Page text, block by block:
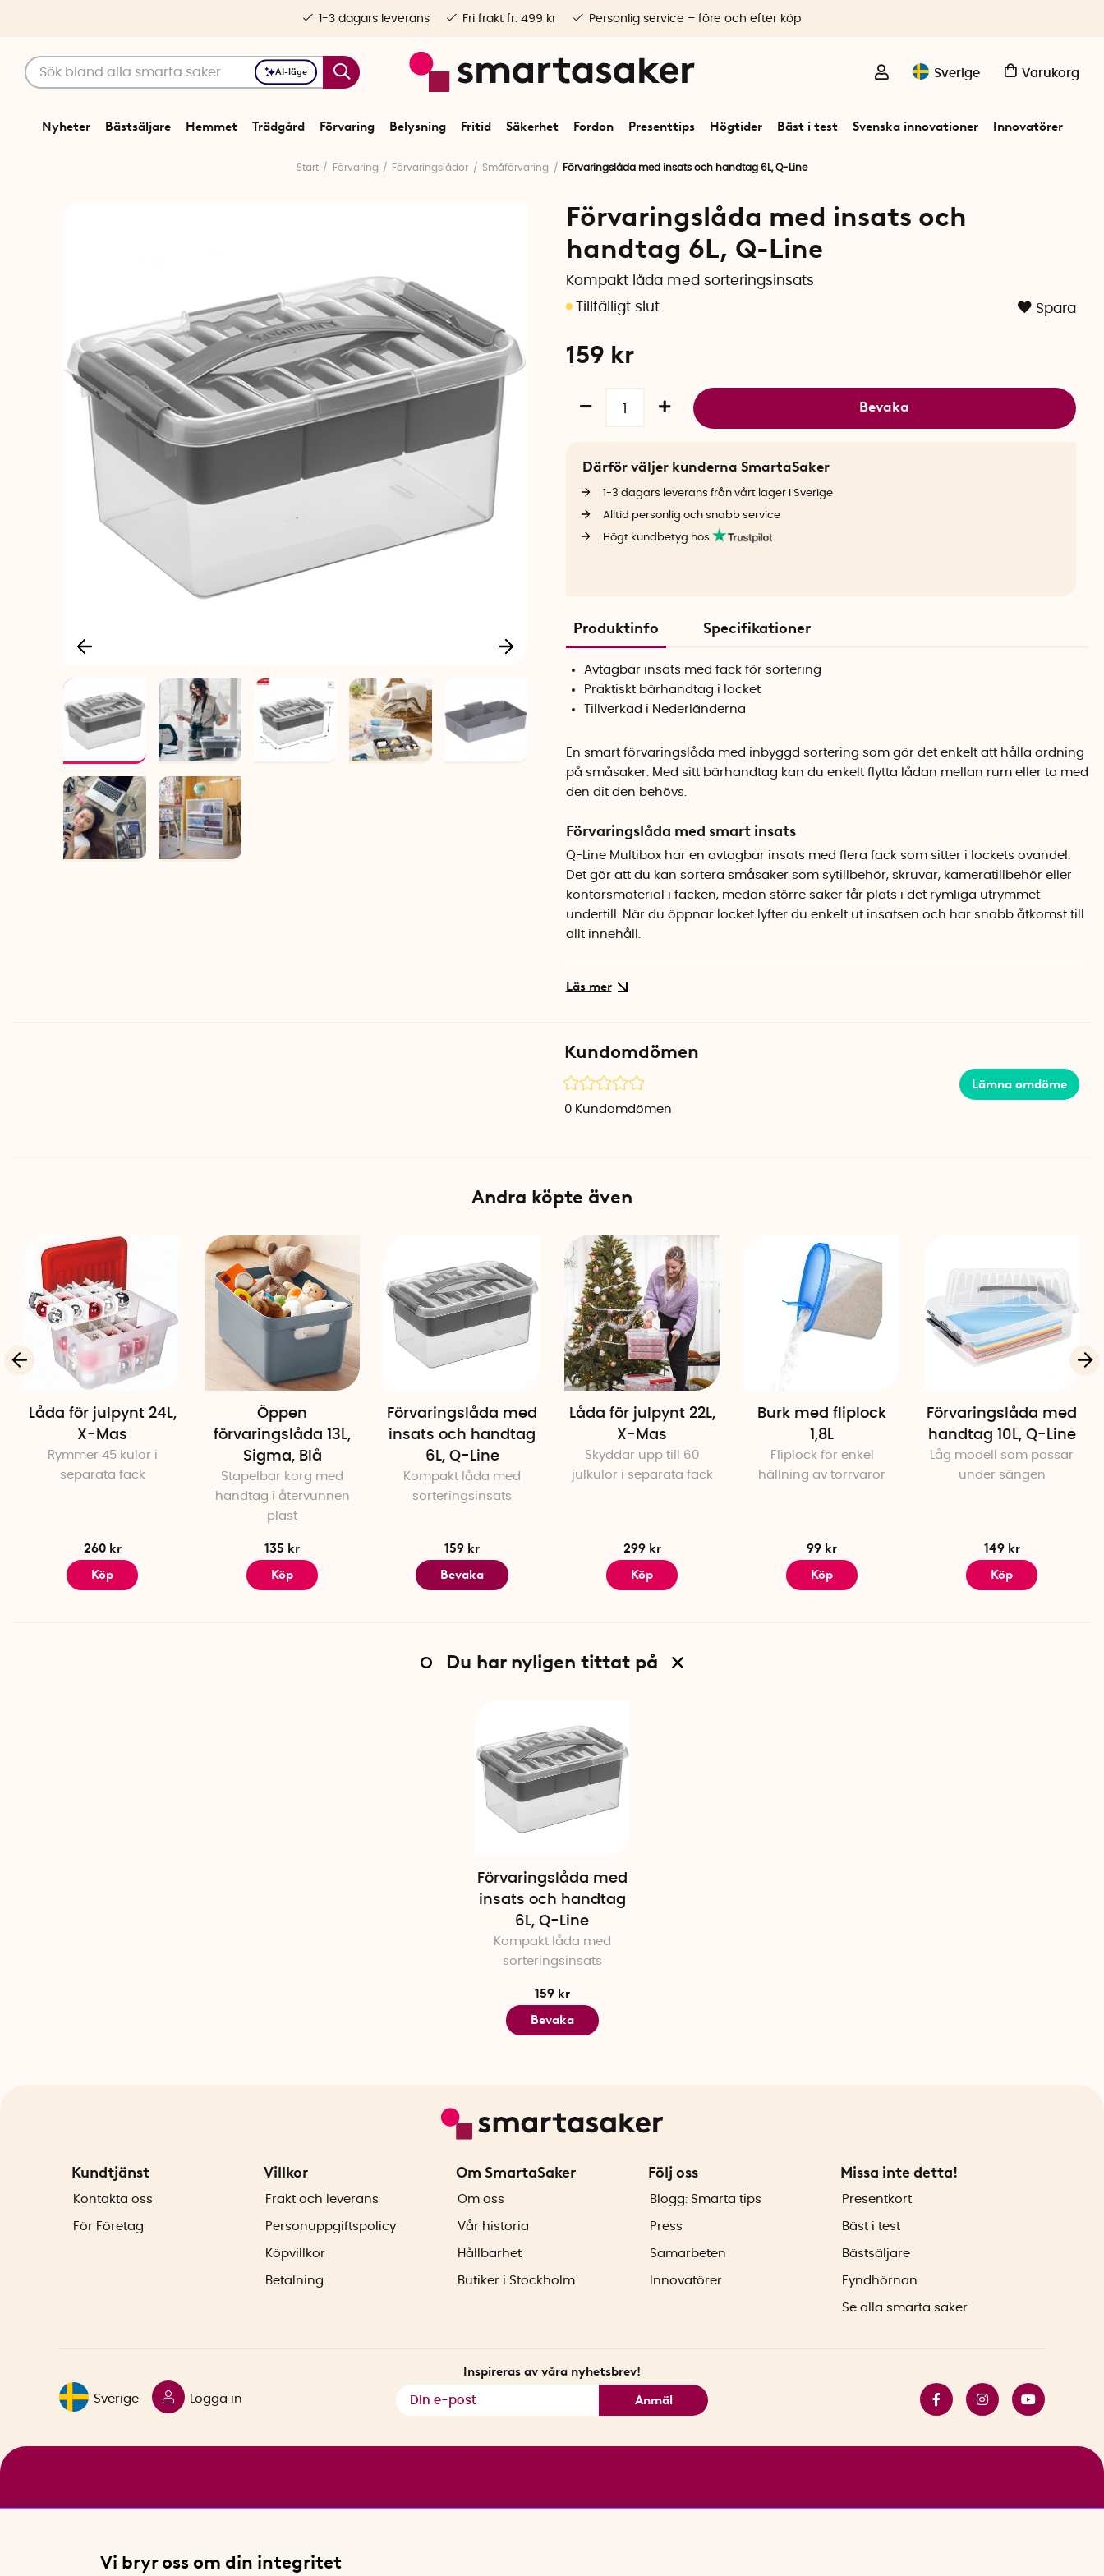
AI-läge Sverige Varukorg
Nyheter Bästsäljare Hemmet Trädgård Förvaring Belysning Fritid Säkerhet Fordon Presenttips Högtider Bäst i test Svenska innovationer Innovatörer
1-3 dagars leverans Fri frakt fr. 499 kr Personlig service – före och efter köp
Start Förvaring Förvaringslådor Småförvaring Förvaringslåda med insats och handtag 6L, Q-Line
Förvaringslåda med insats och
handtag 6L, Q-Line
Kompakt låda med sorteringsinsats
Spara
159 kr
Bevaka
Därför väljer kunderna SmartaSaker
1-3 dagars leverans från vårt lager i Sverige
Alltid personlig och snabb service
Högt kundbetyg hos
Produktinfo Specifikationer
Avtagbar insats med fack för sortering
Praktiskt bärhandtag i locket
Tillverkad i Nederländerna
En smart förvaringslåda med inbyggd sortering som gör det enkelt att hålla ordning
på småsaker. Med sitt bärhandtag kan du enkelt flytta lådan mellan rum eller ta med
den dit den behövs.
Förvaringslåda med smart insats
Q-Line Multibox har en avtagbar insats med flera fack som sitter i lockets ovandel.
Det gör att du kan sortera småsaker som sytillbehör, skruvar, kameratillbehör eller
kontorsmaterial i facken, medan större saker får plats i det rymliga utrymmet
undertill. När du öppnar locket lyfter du enkelt ut insatsen och har snabb åtkomst till
allt innehåll.
bygga ett system med flera lådor för olika ändamål.
Specifikationer
Mått: 30,7 x 20 x 14,3 cm
Tillverkad i Nederländerna
Kundomdömen
Lämna omdöme
0 Kundomdömen
Andra köpte även
Låda för julpynt 24L,
X-Mas
Rymmer 45 kulor i
separata fack
260 kr
Köp
Öppen
förvaringslåda 13L,
Sigma, Blå
Stapelbar korg med
handtag i återvunnen
plast
135 kr
Köp
Förvaringslåda med
insats och handtag
6L, Q-Line
Kompakt låda med
sorteringsinsats
159 kr
Bevaka
Låda för julpynt 22L,
X-Mas
Skyddar upp till 60
julkulor i separata fack
299 kr
Köp
Burk med fliplock
1,8L
Fliplock för enkel
hällning av torrvaror
99 kr
Köp
Förvaringslåda med
handtag 10L, Q-Line
Låg modell som passar
under sängen
149 kr
Köp
Du har nyligen tittat på
Förvaringslåda med
insats och handtag
6L, Q-Line
Kompakt låda med
sorteringsinsats
159 kr
Bevaka
Kundtjänst
Kontakta oss
För Företag
Villkor
Frakt och leverans
Personuppgiftspolicy
Köpvillkor
Betalning
Om SmartaSaker
Om oss
Vår historia
Hållbarhet
Butiker i Stockholm
Följ oss
Blogg: Smarta tips
Press
Samarbeten
Innovatörer
Missa inte detta!
Presentkort
Bäst i test
Bästsäljare
Fyndhörnan
Se alla smarta saker
Sverige Logga in
Inspireras av våra nyhetsbrev!
Anmäl
Vi bryr oss om din integritet